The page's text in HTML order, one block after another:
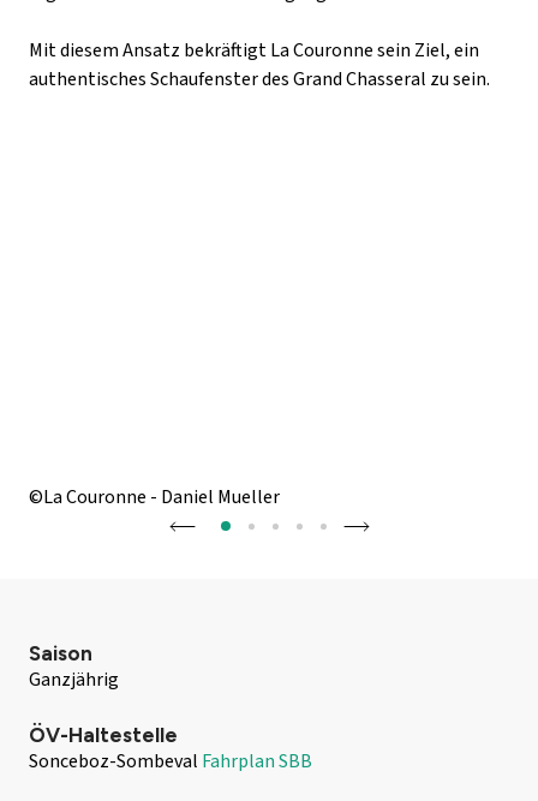
Mit diesem Ansatz bekräftigt La Couronne sein Ziel, ein
authentisches Schaufenster des Grand Chasseral zu sein.
©La Couronne - Daniel Mueller
Saison
Ganzjährig
ÖV-Haltestelle
Sonceboz-Sombeval Fahrplan SBB